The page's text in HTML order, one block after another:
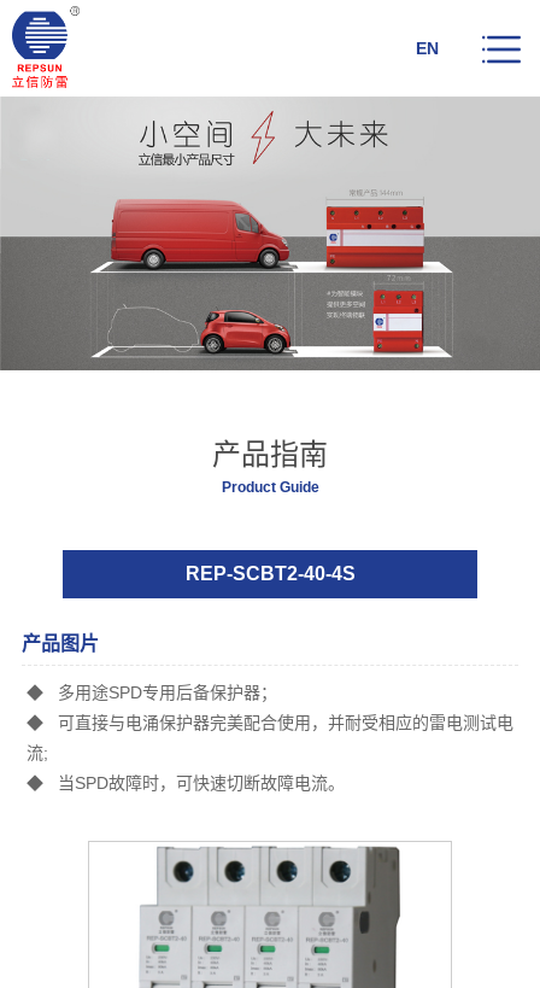
EN
产品指南
Product Guide
REP-SCBT2-40-4S
产品图片
◆ 多用途SPD专用后备保护器；
◆ 可直接与电涌保护器完美配合使用，并耐受相应的雷电测试电
流;
◆ 当SPD故障时，可快速切断故障电流。